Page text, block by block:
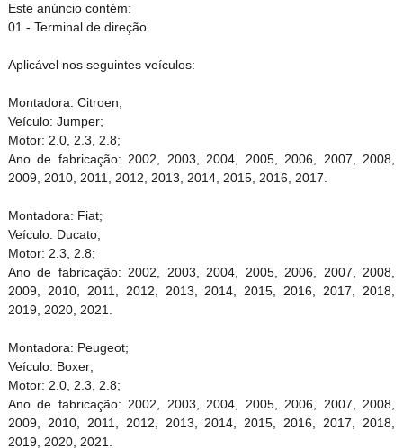
Este anúncio contém:
01 - Terminal de direção.
Aplicável nos seguintes veículos:
Montadora: Citroen;
Veículo: Jumper;
Motor: 2.0, 2.3, 2.8;
Ano de fabricação: 2002, 2003, 2004, 2005, 2006, 2007, 2008,
2009, 2010, 2011, 2012, 2013, 2014, 2015, 2016, 2017.
Montadora: Fiat;
Veículo: Ducato;
Motor: 2.3, 2.8;
Ano de fabricação: 2002, 2003, 2004, 2005, 2006, 2007, 2008,
2009, 2010, 2011, 2012, 2013, 2014, 2015, 2016, 2017, 2018,
2019, 2020, 2021.
Montadora: Peugeot;
Veículo: Boxer;
Motor: 2.0, 2.3, 2.8;
Ano de fabricação: 2002, 2003, 2004, 2005, 2006, 2007, 2008,
2009, 2010, 2011, 2012, 2013, 2014, 2015, 2016, 2017, 2018,
2019, 2020, 2021.